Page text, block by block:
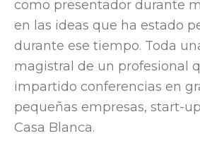
como presentador durante
en las ideas que ha estado
durante ese tiempo. Toda
magistral de un profesional
impartido conferencias en
pequeñas empresas, start-
Casa Blanca.